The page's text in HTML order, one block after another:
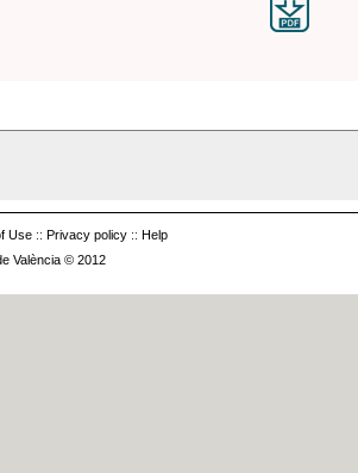
Use :: Privacy policy :: Help
València © 2012